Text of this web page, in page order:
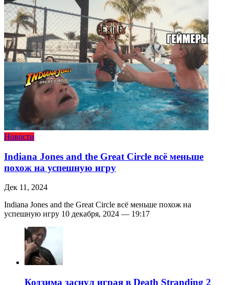
Новости
Indiana Jones and the Great Circle всё меньше
похож на успешную игру
Дек 11, 2024
Indiana Jones and the Great Circle всё меньше похож на
успешную игру 10 декабря, 2024 — 19:17
Кодзима заснул играя в Death Stranding 2